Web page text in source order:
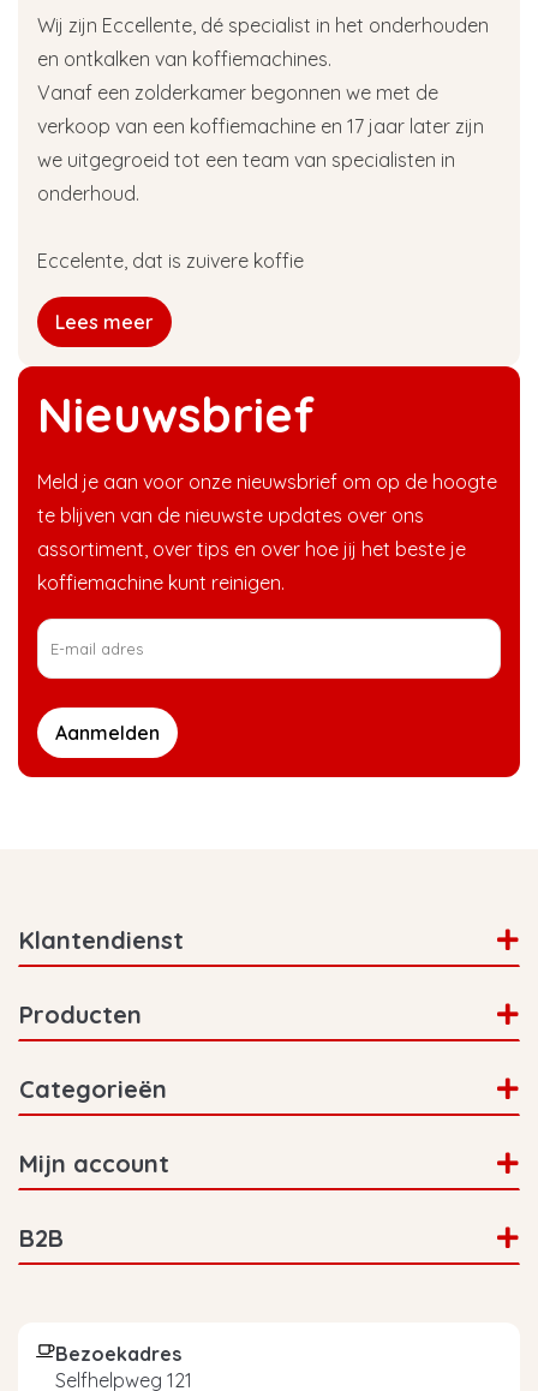
Nieuwsbrief
Meld je aan voor onze nieuwsbrief om op de hoogte
te blijven van de nieuwste updates over ons
assortiment, over tips en over hoe jij het beste je
koffiemachine kunt reinigen.
Aanmelden
Wij zijn Eccellente, dé specialist in het onderhouden
en ontkalken van koffiemachines.
Vanaf een zolderkamer begonnen we met de
verkoop van een koffiemachine en 17 jaar later zijn
we uitgegroeid tot een team van specialisten in
onderhoud.
Eccelente, dat is zuivere koffie
Lees meer
Klantendienst
Producten
Categorieën
Mijn account
B2B
Bezoekadres
Selfhelpweg 121